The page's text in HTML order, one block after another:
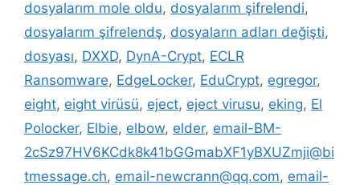
dosyalarım mole oldu, dosyalarım şifrelendi,
dosyalarım şifrelendş, dosyaların adları değişti,
dosyası, DXXD, DynA-Crypt, ECLR
Ransomware, EdgeLocker, EduCrypt, egregor,
eight, eight virüsü, eject, eject virusu, eking, El
Polocker, Elbie, elbow, elder, email-BM-
2cSz97HV6KCdk8k41bGGmabXF1yBXUZmji@bi
tmessage.ch, email-newcrann@qq.com, email-